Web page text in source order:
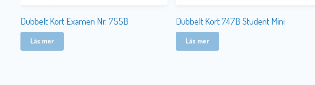
Dubbelt Kort Examen Nr. 755B
Läs mer
Dubbelt Kort 747B Student Mini
Läs mer